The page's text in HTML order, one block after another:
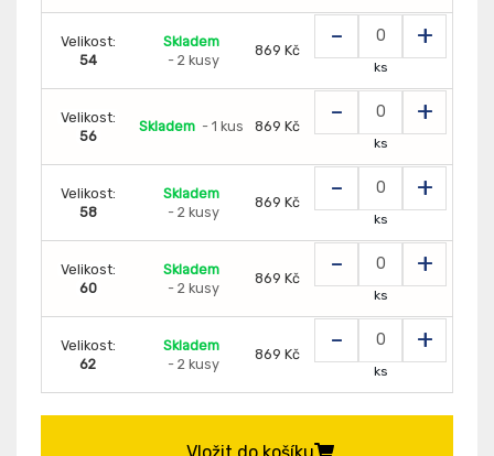
Velikost:
54
Skladem
- 2 kusy
869 Kč - +
ks
Velikost:
56
Skladem - 1 kus 869 Kč - +
ks
Velikost:
58
Skladem
- 2 kusy
869 Kč - +
ks
Velikost:
60
Skladem
- 2 kusy
869 Kč - +
ks
Velikost:
62
Skladem
- 2 kusy
869 Kč - +
ks